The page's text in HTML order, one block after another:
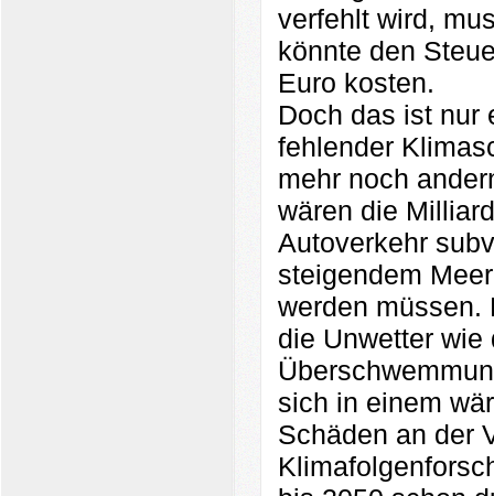
verfehlt wird,
könnte den
Euro kosten.
Doch das ist nur
fehlender
mehr noch
wären die
Autoverkehr
steigendem
werden müssen.
die Unwetter
sich in einem
Schäden an der